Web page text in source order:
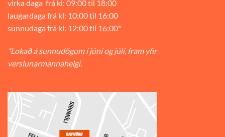
virka daga frá kl: 09:00 til 18:00
laugardaga frá kl: 10:00 til 16:00
sunnudaga frá kl: 12:00 til 16:00*
*Lokað á sunnudögum í júní og júlí, fram yfir
verslunarmannahelgi.